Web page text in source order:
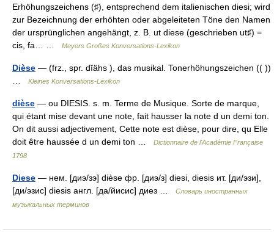
Erhöhungszeichens (♯), entsprechend dem italienischen diesi; wird
zur Bezeichnung der erhöhten oder abgeleiteten Töne den Namen
der ursprünglichen angehängt, z. B. ut diese (geschrieben ut♯) =
cis, fa… …
Meyers Großes Konversations-Lexikon
Dièse — (frz., spr. dĭähs ), das musikal. Tonerhöhungszeichen (( ))
Kleines Konversations-Lexikon
dièse — ou DIESIS. s. m. Terme de Musique. Sorte de marque,
qui étant mise devant une note, fait hausser la note d un demi ton.
On dit aussi adjectivement, Cette note est dièse, pour dire, qu Elle
doit être haussée d un demi ton …
Dictionnaire de l'Académie Française
1798
Diese — нем. [диэ/зэ] dièse фр. [диэ/з] diesi, diesis ит. [ди/эзи],
[ди/эзис] diesis англ. [да/йисис] диез …
Словарь иностранных
музыкальных терминов